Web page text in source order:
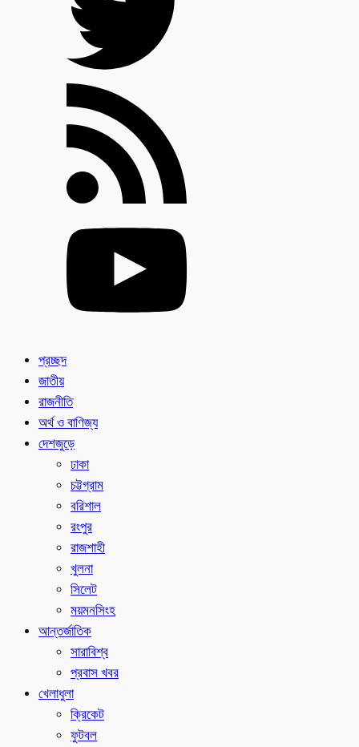
প্রচ্ছদ
জাতীয়
রাজনীতি
অর্থ ও বাণিজ্য
দেশজুড়ে
ঢাকা
চট্টগ্রাম
বরিশাল
রংপুর
রাজশাহী
খুলনা
সিলেট
ময়মনসিংহ
আন্তর্জাতিক
সারাবিশ্ব
প্রবাস খবর
খেলাধুলা
ক্রিকেট
ফুটবল